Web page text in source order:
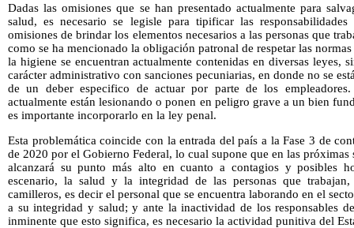
Dadas las omisiones que se han presentado actualmente para
salud, es necesario se legisle para tipificar las
omisiones de brindar los elementos necesarios a las personas que
como se ha mencionado la obligación patronal de respetar las
la higiene se encuentran actualmente contenidas en diversas leyes,
carácter administrativo con sanciones pecuniarias, en donde no se
de un deber especifico de actuar por parte de los
actualmente están lesionando o ponen en peligro grave a un bien
es importante incorporarlo en la ley penal.
Esta problemática coincide con la entrada del país a la Fase 3 de
de 2020 por el Gobierno Federal, lo cual supone que en las
alcanzará su punto más alto en cuanto a contagios y posibles
escenario, la salud y la integridad de las personas que
camilleros, es decir el personal que se encuentra laborando en el
a su integridad y salud; y ante la inactividad de los responsables
inminente que esto significa, es necesario la actividad punitiva del